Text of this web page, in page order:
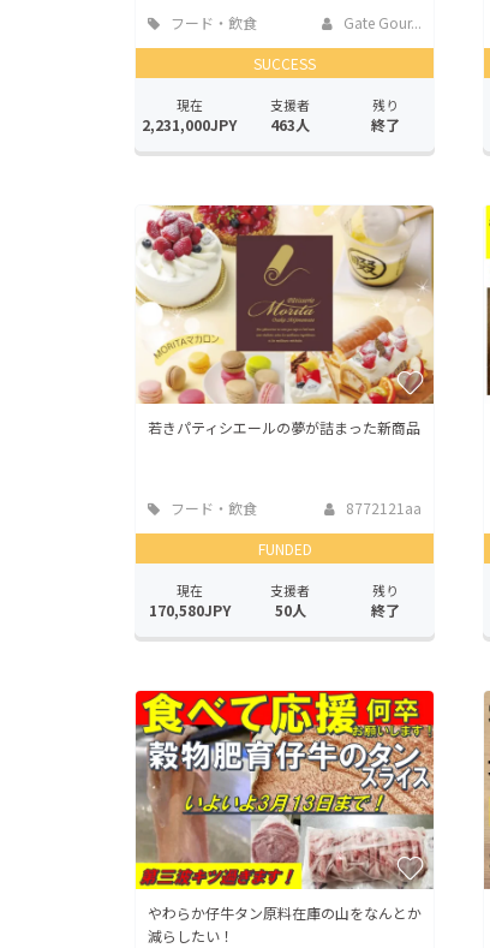
フード・飲食
Gate Gour...
SUCCESS
現在
2,231,000JPY
支援者
463人
残り
終了
若きパティシエールの夢が詰まった新商品
フード・飲食
8772121aa
FUNDED
現在
170,580JPY
支援者
50人
残り
終了
やわらか仔牛タン原料在庫の山をなんとか
減らしたい！